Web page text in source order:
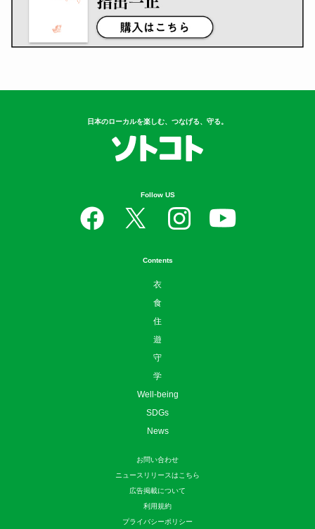
日本のローカルを楽しむ、つなげる、守る。
Follow US
Contents
衣
食
住
遊
守
学
Well-being
SDGs
News
お問い合わせ
ニュースリリースはこちら
広告掲載について
利用規約
プライバシーポリシー